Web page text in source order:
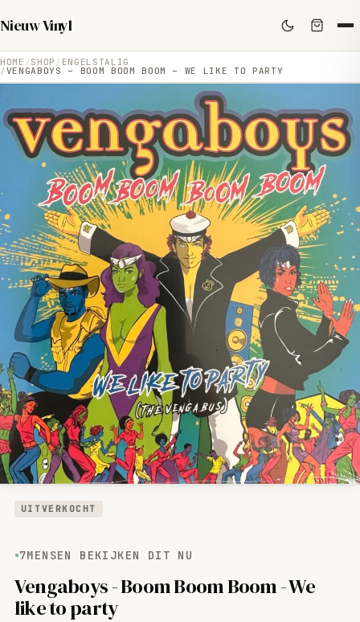
Nieuw Vinyl
HOME SHOP ENGELSTALIG
VENGABOYS – BOOM BOOM BOOM – WE LIKE TO PARTY
UITVERKOCHT
7MENSEN BEKIJKEN DIT NU
Vengaboys - Boom Boom Boom - We
like to party